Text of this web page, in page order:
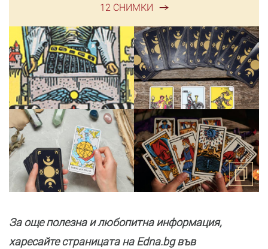
12 СНИМКИ
За още полезнa и любопитна информация,
харесайте страницата нa Edna.bg във